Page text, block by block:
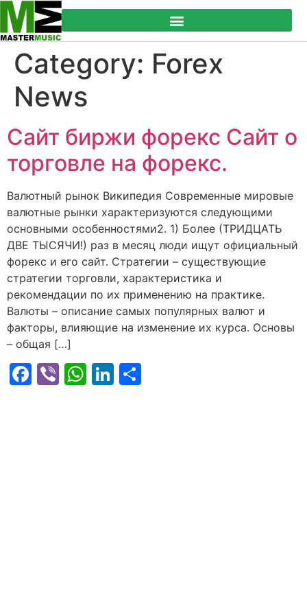
Category: Forex
News
Сайт биржи форекс Сайт о
торговле на форекс.
Валютный рынок Википедия Современные мировые
валютные рынки характеризуются следующими
основными особенностями2. 1) Более (ТРИДЦАТЬ
ДВЕ ТЫСЯЧИ!) раз в месяц люди ищут официальный
форекс и его сайт. Стратегии – существующие
стратегии торговли, характеристика и
рекомендации по их применению на практике.
Валюты – описание самых популярных валют и
факторы, влияющие на изменение их курса. Основы
– общая […]
Facebook
ViberWhatsApp
LinkedIn